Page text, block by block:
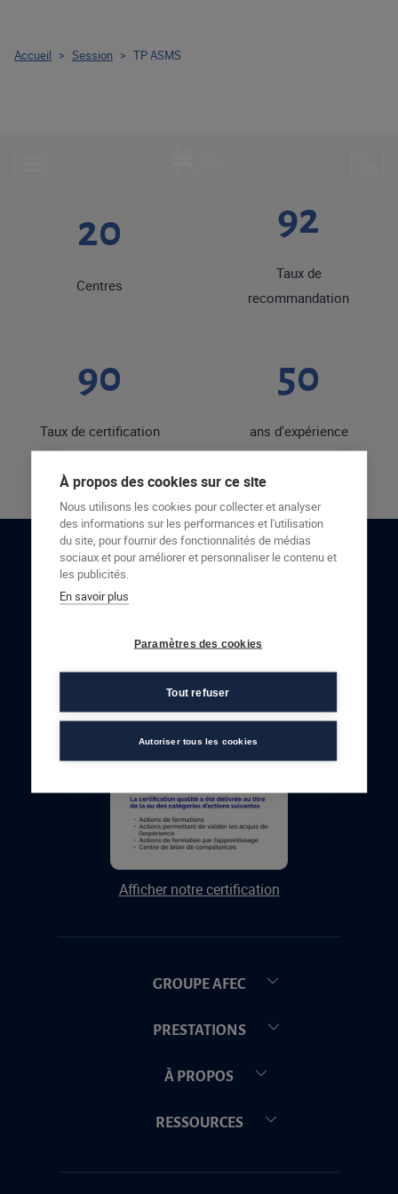
20
Centres
92
Taux de
recommandation
90
Taux de certification
50
ans d'expérience
RESTONS EN CONTACT
Afficher notre certification
GROUPE AFEC
PRESTATIONS
À PROPOS
RESSOURCES
Accueil > Session > TP ASMS
À propos des cookies sur ce site
Nous utilisons les cookies pour collecter et analyser
des informations sur les performances et l'utilisation
du site, pour fournir des fonctionnalités de médias
sociaux et pour améliorer et personnaliser le contenu et
les publicités.
En savoir plus
Paramètres des cookies
Tout refuser
Autoriser tous les cookies